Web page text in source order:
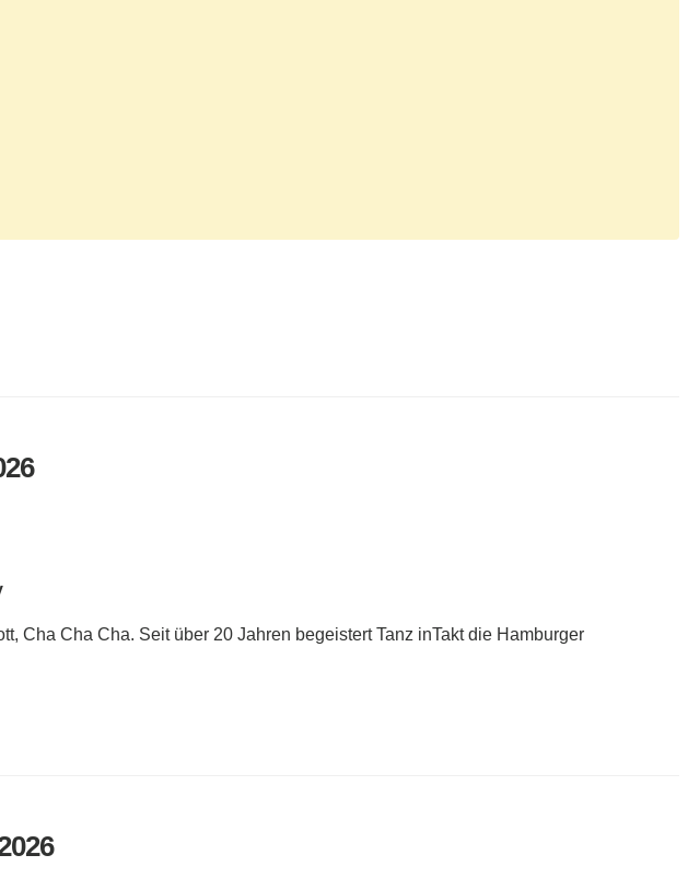
Cha Cha Cha. Seit über 20 Jahren begeistert Tanz inTakt die Hamburger